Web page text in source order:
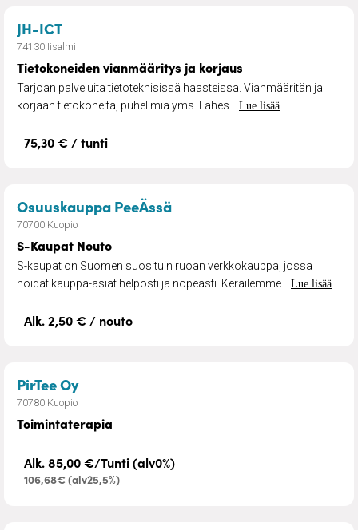
JH-ICT– Tietokoneiden vianmääritys ja korjaus
74130 Iisalmi
Tietokoneiden vianmääritys ja korjaus
Tarjoan palveluita tietoteknisissä haasteissa. Vianmääritän ja
korjaan tietokoneita, puhelimia yms. Lähes... Lue lisää
75,30 € / tunti
Osuuskauppa PeeÄssä– S-Kaupat Nouto
70700 Kuopio
S-Kaupat Nouto
S-kaupat on Suomen suosituin ruoan verkkokauppa, jossa
hoidat kauppa-asiat helposti ja nopeasti. Keräilemme... Lue lisää
Alk. 2,50 € / nouto
PirTee Oy– Toimintaterapia
70780 Kuopio
Toimintaterapia
Alk. 85,00 €/Tunti (alv0%)
106,68€ (alv25,5%)